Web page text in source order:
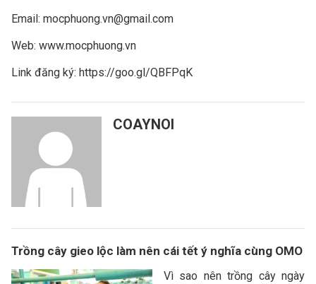
Email: mocphuong.vn@gmail.com
Web: www.mocphuong.vn
Link đăng ký: https://goo.gl/QBFPqK
COAYNOI
Trồng cây gieo lộc làm nên cái tết ý nghĩa cùng OMO
Vì sao nên trồng cây ngày